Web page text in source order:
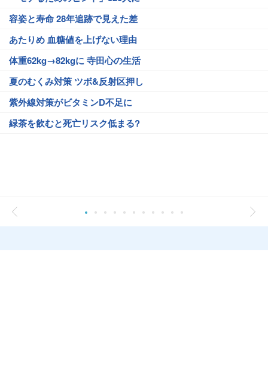
容姿と寿命 28年追跡で見えた差
あたりめ 血糖値を上げない理由
体重62kg→82kgに 寺田心の生活
夏のむくみ対策 ツボ&反射区押し
紫外線対策がビタミンD不足に
緑茶を飲むと死亡リスク低まる?